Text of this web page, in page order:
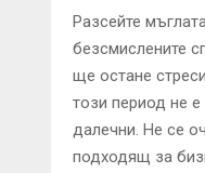
Разсейте
безсмислените
ще остане
този период не
далечни. Не се
подходящ за